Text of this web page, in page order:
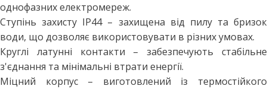
однофазних електромереж.
Ступінь захисту IP44 – захищена від пилу та бризок
води, що дозволяє використовувати в різних умовах.
Круглі латунні контакти – забезпечують стабільне
з'єднання та мінімальні втрати енергії.
Міцний корпус – виготовлений із термостійкого